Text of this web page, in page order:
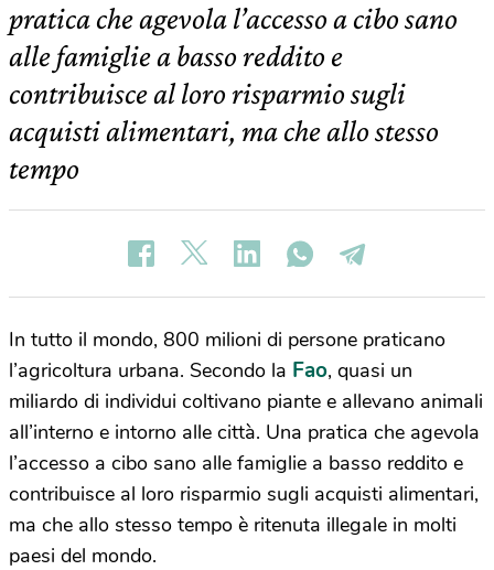
pratica che agevola l’accesso a cibo sano
alle famiglie a basso reddito e
contribuisce al loro risparmio sugli
acquisti alimentari, ma che allo stesso
tempo
In tutto il mondo, 800 milioni di persone praticano
l’agricoltura urbana. Secondo la Fao, quasi un
miliardo di individui coltivano piante e allevano animali
all’interno e intorno alle città. Una pratica che agevola
l’accesso a cibo sano alle famiglie a basso reddito e
contribuisce al loro risparmio sugli acquisti alimentari,
ma che allo stesso tempo è ritenuta illegale in molti
paesi del mondo.